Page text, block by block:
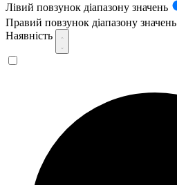
Лівий повзунок діапазону значень
Правий повзунок діапазону значень
Наявність